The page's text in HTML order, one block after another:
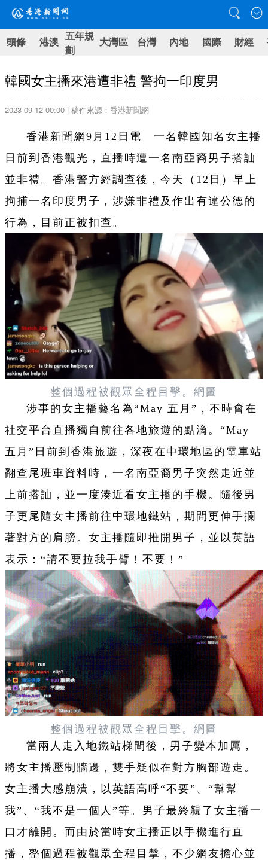
頭條 港澳 五年規
劃
大灣區 台灣 內地 國際 財經
韓國女主播來港遭非禮 警拘一印度男
2023-09-12 00:00 | 稿件來源：香港新聞網
香港新聞網9月12日電 一名韓國知名女主播
日前到香港觀光，直播時遭一名南亞裔男子搭訕
並非禮。香港警方經調查後，今天（12日）早上
拘捕一名印度男子，涉嫌非禮及作出有違公德的
行為，目前正被扣查。
整個過程被觀眾全程目擊。網圖
涉事的女主播藝名為“May 五月”，不時會在
社交平台直播獨自前往各地旅遊的點滴。“May
五月”日前到香港旅遊，深夜在中環地區的電車站
翻查尾班車資料時，一名南亞裔男子突然走近並
上前搭訕，並一度湊近看女主播的手機。隨後男
子更尾隨女主播前往中環地鐵站，期間更伸手攔
著對方的肩膀。女主播隨即推開男子，並以英語
表示：“請不要拉我手臂！不要！”
整個過程被觀眾全程目擊。網圖
當兩人走入地鐵站梯間後，男子變本加厲，
將女主播壓制牆邊，雙手疑似在對方胸部遊走。
女主播大感崩潰，以英語高呼“不要”、“幫幫
我”、“我不是一個人”等。男子最終親了女主播一
口才離開。而由於當時女主播正以手機進行直
播，整個過程被觀眾全程目擊，不少網友擔心並